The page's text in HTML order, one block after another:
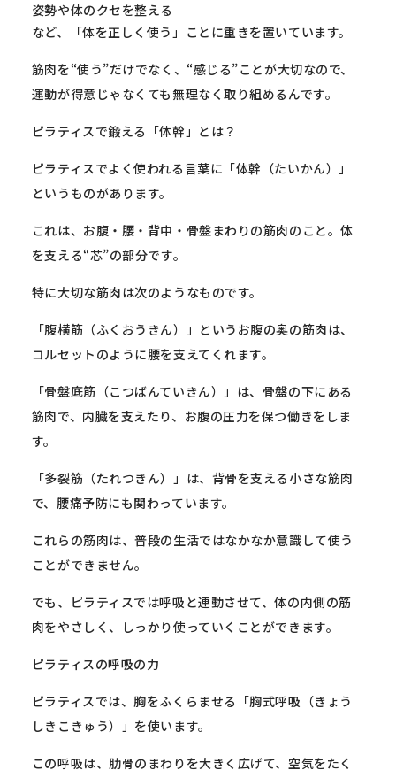
姿勢や体のクセを整える
など、「体を正しく使う」ことに重きを置いています。
筋肉を“使う”だけでなく、“感じる”ことが大切なので、
運動が得意じゃなくても無理なく取り組めるんです。
ピラティスで鍛える「体幹」とは？
ピラティスでよく使われる言葉に「体幹（たいかん）」
というものがあります。
これは、お腹・腰・背中・骨盤まわりの筋肉のこと。体
を支える“芯”の部分です。
特に大切な筋肉は次のようなものです。
「腹横筋（ふくおうきん）」というお腹の奥の筋肉は、
コルセットのように腰を支えてくれます。
「骨盤底筋（こつばんていきん）」は、骨盤の下にある
筋肉で、 内臓を支えたり、お腹の圧力を保つ働きをしま
す。
「多裂筋（たれつきん）」は、背骨を支える小さな筋肉
で、 腰痛予防にも関わっています。
これらの筋肉は、普段の生活ではなかなか意識して使う
ことができません。
でも、ピラティスでは呼吸と連動させて、体の内側の筋
肉をやさしく、しっかり使っていくことができます。
ピラティスの呼吸の力
ピラティスでは、胸をふくらませる「胸式呼吸（きょう
しきこきゅう）」を使います。
この呼吸は、肋骨のまわりを大きく広げて、空気をたく